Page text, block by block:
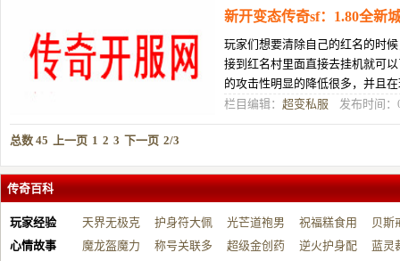
新开变态传奇sf：1.80全新
玩家们想要清除自己的红名的时
接到红名村里面直接去挂机就可
的攻击性明显的降低很多，并且
的不同，这是很多玩家们都能够知
栏目编辑： 超变私服 发布时间：
总数 45 上一页 1 2 3 下一页 2/3
传奇百科
玩家经验
天界无极克
制…
护身符大佩
戴…
光芒道袍男
战…
祝福糕食用
帮…
贝斯
开…
心情故事
魔龙盔魔力
称号关联多
超级金创药
逆火护身配
蓝灵